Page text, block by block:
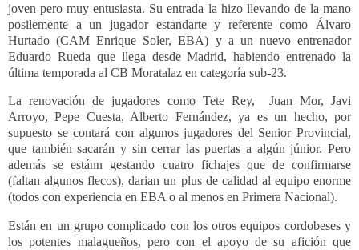
joven pero muy entusiasta. Su entrada la hizo llevando de la mano
posilemente a un jugador estandarte y referente como Álvaro
Hurtado (CAM Enrique Soler, EBA) y a un nuevo entrenador
Eduardo Rueda que llega desde Madrid, habiendo entrenado la
última temporada al CB Moratalaz en categoría sub-23.
La renovación de jugadores como Tete Rey, Juan Mor, Javi
Arroyo, Pepe Cuesta, Alberto Fernández, ya es un hecho, por
supuesto se contará con algunos jugadores del Senior Provincial,
que también sacarán y sin cerrar las puertas a algún júnior. Pero
además se estánn gestando cuatro fichajes que de confirmarse
(faltan algunos flecos), darian un plus de calidad al equipo enorme
(todos con experiencia en EBA o al menos en Primera Nacional).
Están en un grupo complicado con los otros equipos cordobeses y
los potentes malagueños, pero con el apoyo de su afición que